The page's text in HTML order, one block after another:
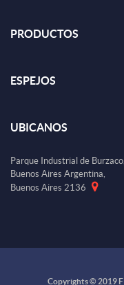
PRODUCTOS
ESPEJOS
UBICANOS
Parque Industrial de Burzaco,
Buenos Aires Argentina,
Buenos Aires 2136
Copyrights © 2019